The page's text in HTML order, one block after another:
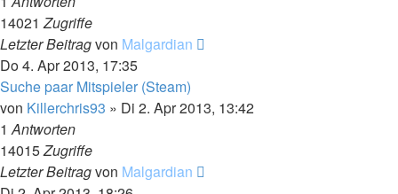
14021Zugriffe
Letzter Beitragvon Malgardian
Do 4. Apr 2013, 17:35
Suche paar Mitspieler (Steam)
von Killerchris93 » Di 2. Apr 2013, 13:42
1Antworten
14015Zugriffe
Letzter Beitragvon Malgardian